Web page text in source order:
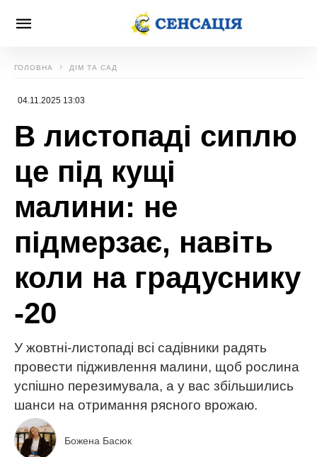
ГОЛОВНА ДІМ ТА САД
04.11.2025 13:03
В листопаді сиплю
це під кущі
малини: не
підмерзає, навіть
коли на градуснику
-20
У жовтні-листопаді всі садівники радять
провести підживлення малини, щоб рослина
успішно перезимувала, а у вас збільшились
шанси на отримання рясного врожаю.
Божена Басюк